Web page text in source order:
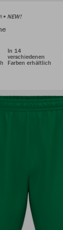
NEW!
In 14
verschiedenen
Farben erhältlich